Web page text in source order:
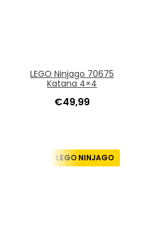
LEGO Ninjago 70675
Katana 4×4
€49,99
LEGO NINJAGO